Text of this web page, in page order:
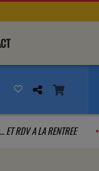
TOUS … ET RDV A LA RENTREE